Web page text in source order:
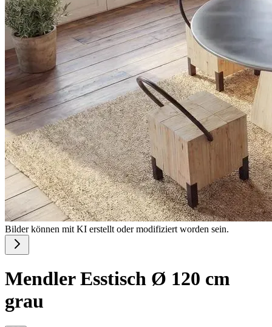
Bilder können mit KI erstellt oder modifiziert worden sein.
Mendler Esstisch Ø 120 cm
grau